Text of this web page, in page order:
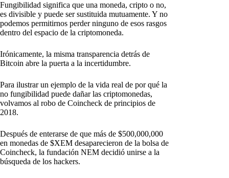
Fungibilidad significa que una moneda, cripto o no,
es divisible y puede ser sustituida mutuamente. Y no
podemos permitirnos perder ninguno de esos rasgos
dentro del espacio de la criptomoneda.
Irónicamente, la misma transparencia detrás de
Bitcoin abre la puerta a la incertidumbre.
Para ilustrar un ejemplo de la vida real de por qué la
no fungibilidad puede dañar las criptomonedas,
volvamos al robo de Coincheck de principios de
2018.
Después de enterarse de que más de $500,000,000
en monedas de $XEM desaparecieron de la bolsa de
Coincheck, la fundación NEM decidió unirse a la
búsqueda de los hackers.